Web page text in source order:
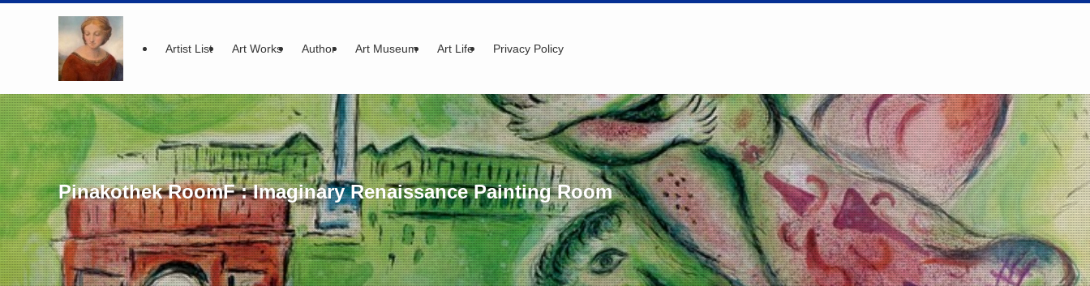
Artist List Art Works Author Art Museum Art Life Privacy Policy
Pinakothek RoomF : Imaginary Renaissance Painting Room